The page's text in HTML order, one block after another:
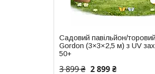
Садовий павільйон/
Gordon (3×3×2,5 м) з UV
50+
3 899 ₴ 2 899 ₴